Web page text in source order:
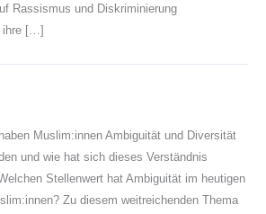
Rassismus und Diskriminierung
ihre […]
Muslim:innen Ambiguität und Diversität
und wie hat sich dieses Verständnis
Stellenwert hat Ambiguität im heutigen
Zu diesem weitreichenden Thema